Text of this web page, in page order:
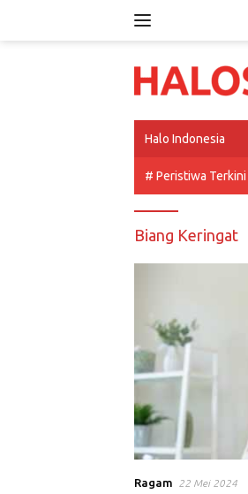
Halo Indonesia
# Peristiwa Terkini
Biang Keringat
Ragam 22 Mei 2024